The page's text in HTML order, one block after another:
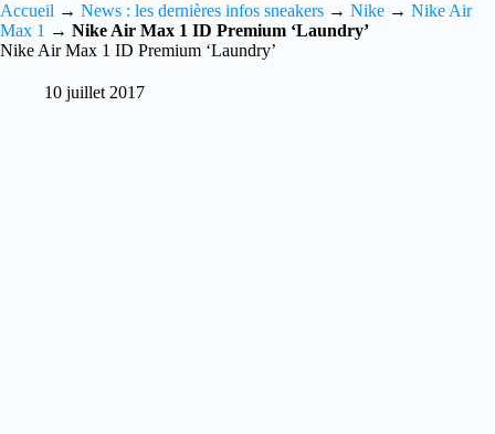
Accueil → News : les dernières infos sneakers → Nike → Nike Air
Max 1 → Nike Air Max 1 ID Premium ‘Laundry’
Nike Air Max 1 ID Premium ‘Laundry’
10 juillet 2017